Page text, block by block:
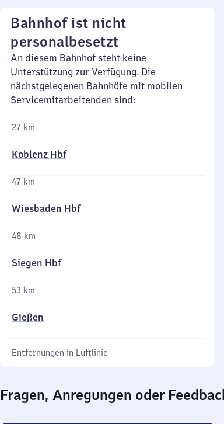
Bahnhof ist nicht
personalbesetzt
An diesem Bahnhof steht keine
Unterstützung zur Verfügung. Die
nächstgelegenen Bahnhöfe mit mobilen
Servicemitarbeitenden sind:
27 km
Koblenz Hbf
47 km
Wiesbaden Hbf
48 km
Siegen Hbf
53 km
Gießen
Entfernungen in Luftlinie
Fragen, Anregungen oder